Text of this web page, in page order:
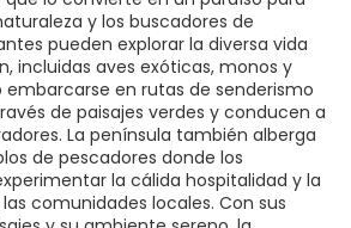
y los buscadores de
pueden explorar la diversa vida
incluidas aves exóticas, monos y
en rutas de senderismo
de paisajes verdes y conducen a
La península también alberga
de pescadores donde los
la cálida hospitalidad y la
comunidades locales. Con sus